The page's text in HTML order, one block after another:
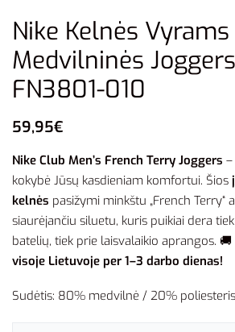
Nike Kelnės
Medvilninės
FN3801-010
59,95€
Nike Club Men’s French Terry Joggers
kokybė Jūsų kasdieniam komfortui. Šios
kelnės pasižymi minkštu „French
siaurėjančiu siluetu, kuris puikiai dera
batelių, tiek prie laisvalaikio aprangos. 🚚
visoje Lietuvoje per 1–3 darbo dienas!
Sudėtis: 80% medvilnė / 20%